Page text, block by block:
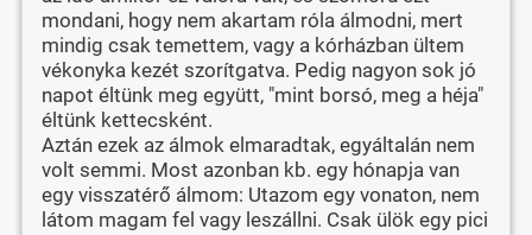
mondani, hogy nem akartam róla álmodni, mert
mindig csak temettem, vagy a kórházban ültem
vékonyka kezét szorítgatva. Pedig nagyon sok jó
napot éltünk meg együtt, "mint borsó, meg a héja"
éltünk kettecsként.
Aztán ezek az álmok elmaradtak, egyáltalán nem
volt semmi. Most azonban kb. egy hónapja van
egy visszatérő álmom: Utazom egy vonaton, nem
látom magam fel vagy leszállni. Csak ülök egy pici